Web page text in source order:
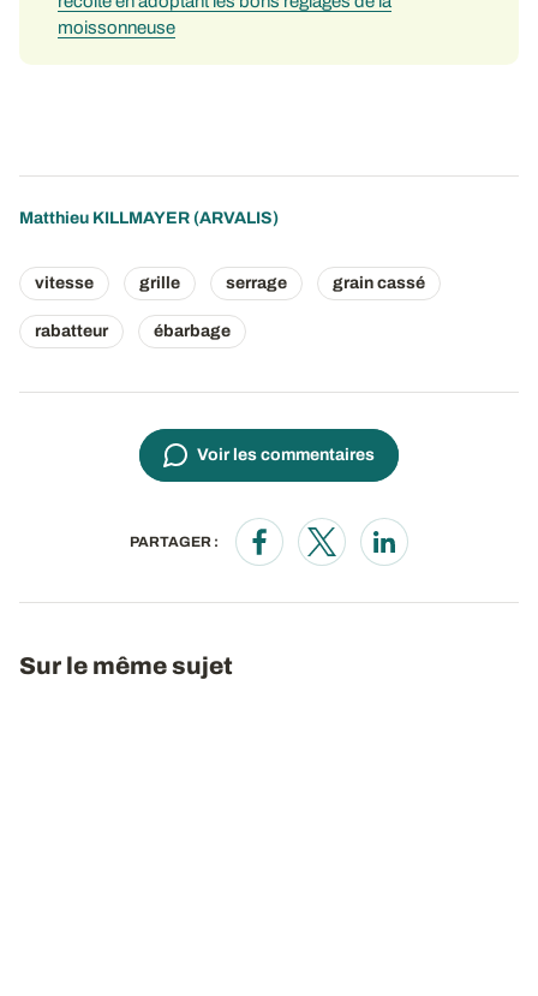
moissonneuse
Matthieu KILLMAYER (ARVALIS)
vitesse grille serrage grain cassé
rabatteur ébarbage
Voir les commentaires
PARTAGER :
Opens in a new window
Opens in a new window
Opens in a new
Sur le même sujet